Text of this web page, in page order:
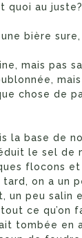
quoi au juste?
bière sure,
mais pas
chose de
la base de
le sel de
flocons et
tard, on a un
un peu salin
ce qu’on
tombée en